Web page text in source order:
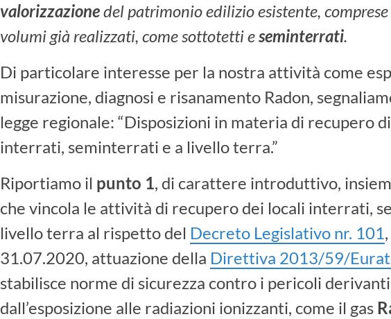
valorizzazionedel patrimonio edilizio esistente,
volumi già realizzati, come sottotetti eseminterrati.
Di particolare interesse per la nostra attività come
misurazione, diagnosi e risanamento Radon,
legge regionale: “Disposizioni in materia di recupero
interrati, seminterrati e a livello terra.”
Riportiamo il punto 1, di carattere introduttivo,
che vincola le attività di recupero dei locali interrati,
livello terra al rispetto del Decreto Legislativo nr. 101
31.07.2020, attuazione della Direttiva 2013/59/
stabilisce norme di sicurezza contro i pericoli derivanti
dall’esposizione alle radiazioni ionizzanti, come il gas